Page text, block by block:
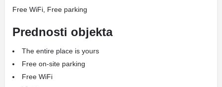
Free WiFi, Free parking
Prednosti objekta
The entire place is yours
Free on-site parking
Free WiFi